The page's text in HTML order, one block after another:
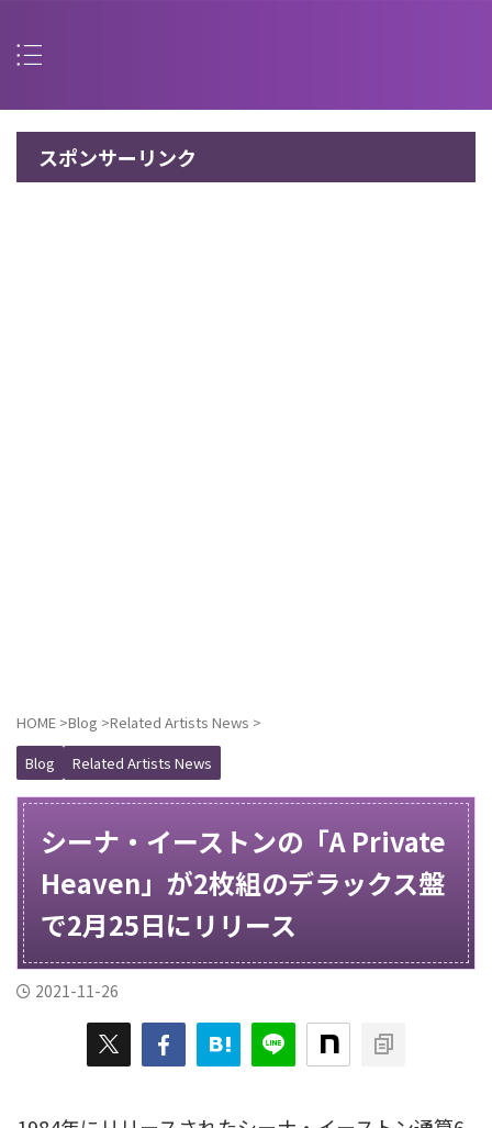
スポンサーリンク
HOME >Blog >Related Artists News >
Blog
Related Artists News
シーナ・イーストンの「A Private
Heaven」が2枚組のデラックス盤
で2月25日にリリース
2021-11-26